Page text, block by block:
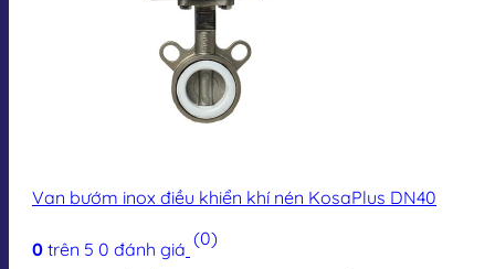
Van bướm inox điều khiển khí nén KosaPlus DN40
0 trên 5 0 đánh giá (0)